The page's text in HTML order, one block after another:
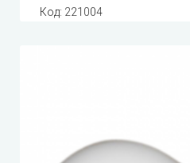
Код: 221004